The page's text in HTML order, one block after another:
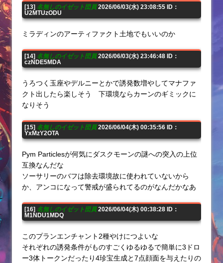
[13] 名無しのイゼット団員2026/06/03(水) 23:08:55 ID：
U2MTUzODU
ミラディンのアーティファクト土地でもいいのか
[14] 名無しのイゼット団員2026/06/03(水) 23:46:48 ID：
czNDE5MDA
うろつく玉座やデルニーとかで誘発数増やしてマナファ
クト出したら楽しそう 下環境ならカーンのギミックに
なりそう
[15] 名無しのイゼット団員2026/06/04(木) 00:35:56 ID：
YxMzY2OTA
Pym Particlesが何気にダスクモーンの謎への突入の上位
互換なんだな
ソーサリーのバフは除去環境故に使われていないから
か、アンコになって警戒が盛られてるのがなんだかなあ
[16] 名無しのイゼット団員2026/06/04(木) 00:38:28 ID：
M1NDU1MDQ
このプランエンチャント2種やけにつよいな
それぞれの誘発条件がものすごくゆるゆるで簡単に3ドロ
ー3体トークンだったり4珍宝生成と7点顔面を与えたりの